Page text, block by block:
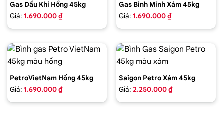
Gas Dầu Khí Hồng 45kg
Giá: 1.690.000 ₫
Gas Bình Minh Xám 45kg
Giá: 1.690.000 ₫
PetroVietNam Hồng 45kg
Giá: 1.690.000 ₫
Saigon Petro Xám 45kg
Giá: 2.250.000 ₫